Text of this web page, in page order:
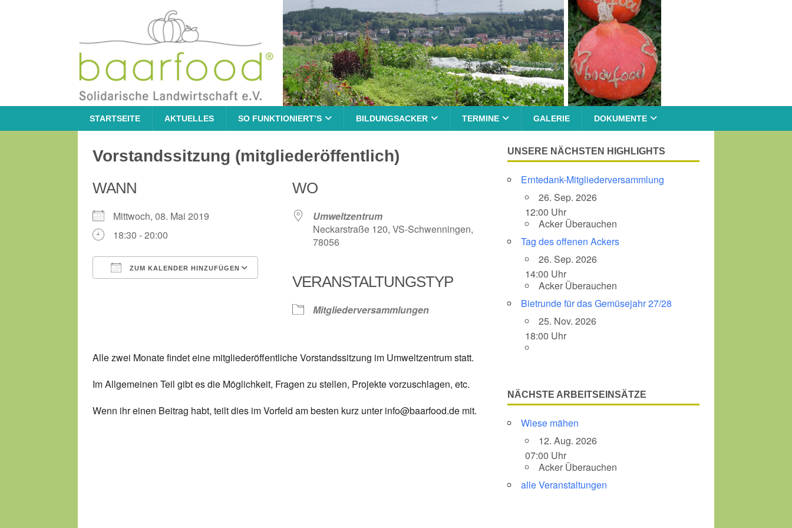
STARTSEITE AKTUELLES SO FUNKTIONIERT’S BILDUNGSACKER TERMINE GALERIE DOKUMENTE
Vorstandssitzung (mitgliederöffentlich)
WANN
Mittwoch, 08. Mai 2019
18:30 - 20:00
ZUM KALENDER HINZUFÜGEN
Google Kalender iCalendar Office 365
WO
Umweltzentrum
Neckarstraße 120, VS-Schwenningen,
78056
VERANSTALTUNGSTYP
Mitgliederversammlungen
Alle zwei Monate findet eine mitgliederöffentliche Vorstandssitzung im Umweltzentrum statt.
Im Allgemeinen Teil gibt es die Möglichkeit, Fragen zu stellen, Projekte vorzuschlagen, etc.
Wenn ihr einen Beitrag habt, teilt dies im Vorfeld am besten kurz unter info@baarfood.de mit.
UNSERE NÄCHSTEN HIGHLIGHTS
Erntedank-Mitgliederversammlung
26. Sep. 2026
12:00 Uhr
Acker Überauchen
Tag des offenen Ackers
26. Sep. 2026
14:00 Uhr
Acker Überauchen
Bietrunde für das Gemüsejahr 27/28
25. Nov. 2026
18:00 Uhr
NÄCHSTE ARBEITSEINSÄTZE
Wiese mähen
12. Aug. 2026
07:00 Uhr
Acker Überauchen
alle Veranstaltungen